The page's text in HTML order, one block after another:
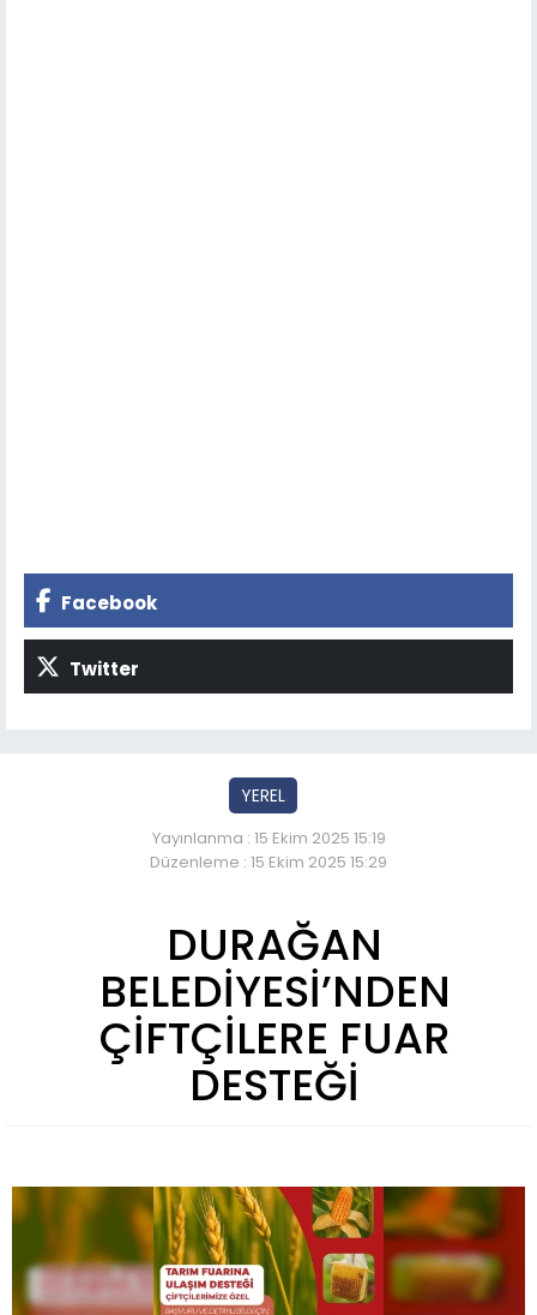
Facebook
Twitter
YEREL
Yayınlanma : 15 Ekim 2025 15:19
Düzenleme : 15 Ekim 2025 15:29
DURAĞAN
BELEDİYESİ’NDEN
ÇİFTÇİLERE FUAR
DESTEĞİ